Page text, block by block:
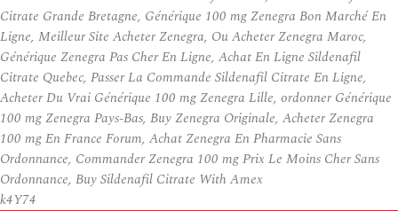
Citrate Grande Bretagne, Générique 100 mg Zenegra Bon Marché En
Ligne, Meilleur Site Acheter Zenegra, Ou Acheter Zenegra Maroc,
Générique Zenegra Pas Cher En Ligne, Achat En Ligne Sildenafil
Citrate Quebec, Passer La Commande Sildenafil Citrate En Ligne,
Acheter Du Vrai Générique 100 mg Zenegra Lille, ordonner Générique
100 mg Zenegra Pays-Bas, Buy Zenegra Originale, Acheter Zenegra
100 mg En France Forum, Achat Zenegra En Pharmacie Sans
Ordonnance, Commander Zenegra 100 mg Prix Le Moins Cher Sans
Ordonnance, Buy Sildenafil Citrate With Amex
k4Y74